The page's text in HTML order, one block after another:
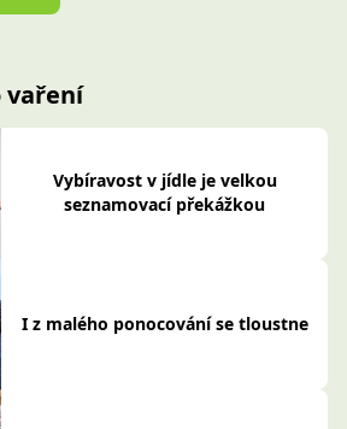
vaření
Vybíravost v jídle je velkou
seznamovací překážkou
I z malého ponocování se tloustne